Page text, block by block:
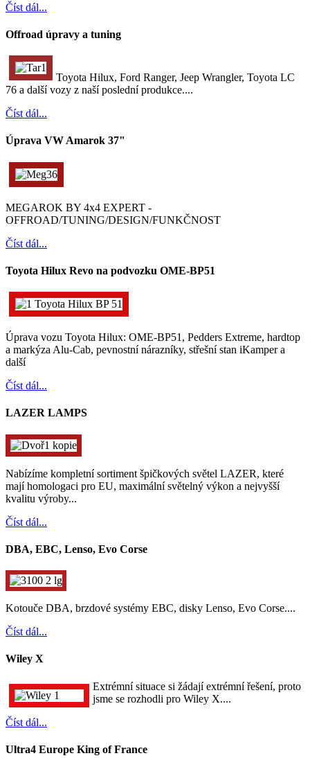
Číst dál...
Offroad úpravy a tuning
Toyota Hilux, Ford Ranger, Jeep Wrangler, Toyota LC
76 a další vozy z naší poslední produkce....
Číst dál...
Úprava VW Amarok 37"
MEGAROK BY 4x4 EXPERT -
OFFROAD/TUNING/DESIGN/FUNKČNOST
Číst dál...
Toyota Hilux Revo na podvozku OME-BP51
Úprava vozu Toyota Hilux: OME-BP51, Pedders Extreme, hardtop
a markýza Alu-Cab, pevnostní nárazníky, střešní stan iKamper a
další
Číst dál...
LAZER LAMPS
Nabízíme kompletní sortiment špičkových světel LAZER, které
mají homologaci pro EU, maximální světelný výkon a nejvyšší
kvalitu výroby...
Číst dál...
DBA, EBC, Lenso, Evo Corse
Kotouče DBA, brzdové systémy EBC, disky Lenso, Evo Corse....
Číst dál...
Wiley X
Extrémní situace si žádají extrémní řešení, proto
jsme se rozhodli pro Wiley X....
Číst dál...
Ultra4 Europe King of France